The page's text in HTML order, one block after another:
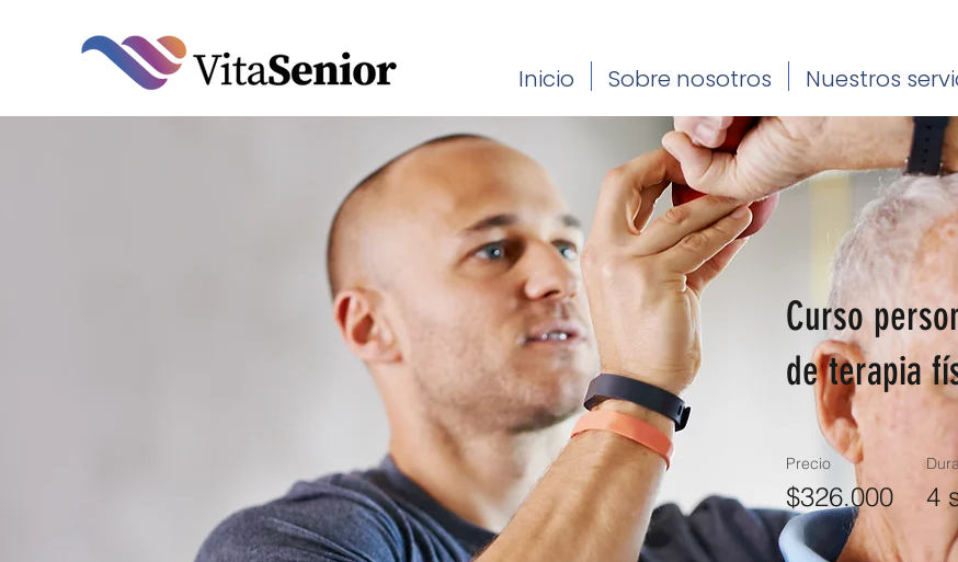
Inicio Sobre nosotros Nuestros
Curso
de terapia
Precio
$326.000 4